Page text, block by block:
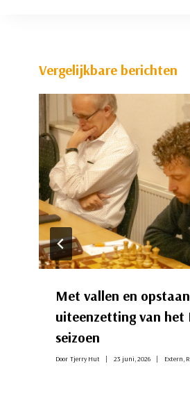
Vergelijkbare berichten
Met vallen en
uiteenzetting van het
seizoen
Door Tjerry Hut 23 juni, 2026 Extern,